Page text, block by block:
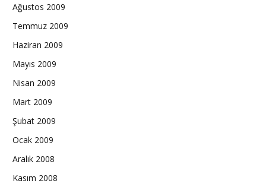
Ağustos 2009
Temmuz 2009
Haziran 2009
Mayıs 2009
Nisan 2009
Mart 2009
Şubat 2009
Ocak 2009
Aralık 2008
Kasım 2008